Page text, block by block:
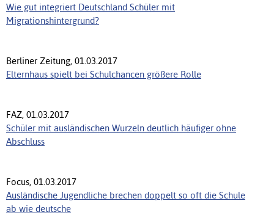
Wie gut integriert Deutschland Schüler mit
Migrationshintergrund?
Berliner Zeitung, 01.03.2017
Elternhaus spielt bei Schulchancen größere Rolle
FAZ, 01.03.2017
Schüler mit ausländischen Wurzeln deutlich häufiger ohne
Abschluss
Focus, 01.03.2017
Ausländische Jugendliche brechen doppelt so oft die Schule
ab wie deutsche